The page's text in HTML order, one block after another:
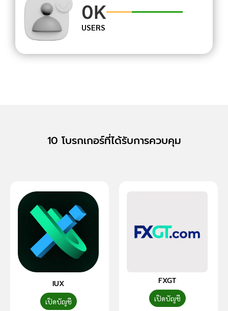
0K
USERS
10 โบรกเกอร์ที่ได้รับการควบคุม
IUX
เปิดบัญชี
FXGT
เปิดบัญชี